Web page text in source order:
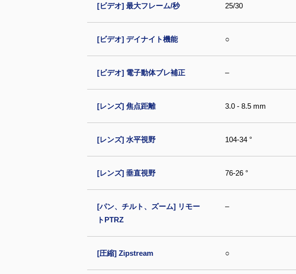
[ビデオ] 最大フレーム/秒 25/30
[ビデオ] デイナイト機能 ○
[ビデオ] 電子動体ブレ補正 –
[レンズ] 焦点距離 3.0 - 8.5 mm
[レンズ] 水平視野 104-34 °
[レンズ] 垂直視野 76-26 °
[パン、チルト、ズーム] リモー
トPTRZ
–
[圧縮] Zipstream ○